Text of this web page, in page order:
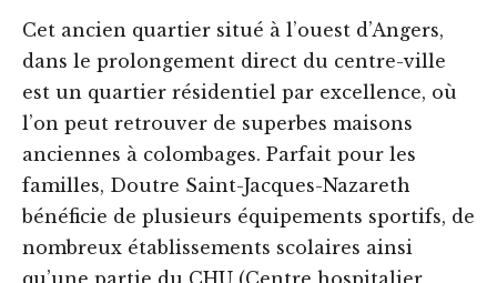
Cet ancien quartier situé à l’ouest d’Angers,
dans le prolongement direct du centre-ville
est un quartier résidentiel par excellence, où
l’on peut retrouver de superbes maisons
anciennes à colombages. Parfait pour les
familles, Doutre Saint-Jacques-Nazareth
bénéficie de plusieurs équipements sportifs, de
nombreux établissements scolaires ainsi